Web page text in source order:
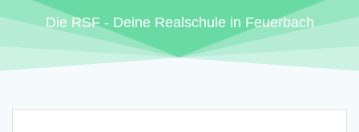
Die RSF - Deine Realschule in Feuerbach